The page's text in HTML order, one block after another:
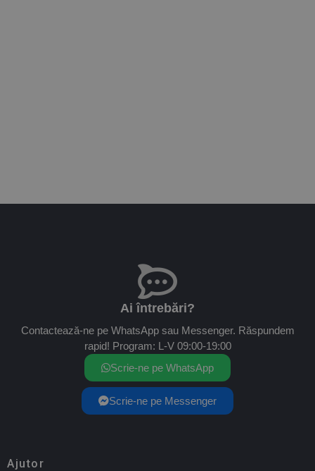
Ai întrebări?
Contactează-ne pe WhatsApp sau Messenger. Răspundem
rapid! Program: L-V 09:00-19:00
Scrie-ne pe WhatsApp
Scrie-ne pe Messenger
Ajutor